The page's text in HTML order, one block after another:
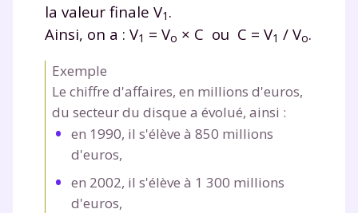
la valeur finale V1 .
Ainsi, on a : V1 = Vo × C ou C = V1 / Vo.
Exemple
Le chiffre d'affaires, en millions d'euros,
du secteur du disque a évolué, ainsi :
en 1990, il s'élève à 850 millions
d'euros,
en 2002, il s'élève à 1 300 millions
d'euros,